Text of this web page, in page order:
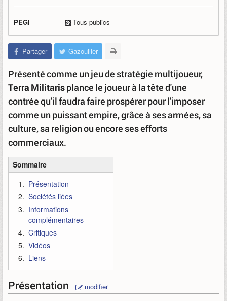
PEGI Tous publics
Partager Gazouiller
Présenté comme un jeu de stratégie multijoueur,
Terra Militarisplance le joueur à la tête d'une
contrée qu'il faudra faire prospérer pour l'imposer
comme un puissant empire, grâce à ses armées, sa
culture, sa religion ou encore ses efforts
commerciaux.
Sommaire
Présentation
Sociétés liées
Informations
complémentaires
Critiques
Vidéos
Liens
Présentation modifier